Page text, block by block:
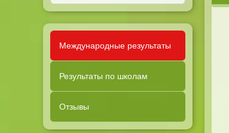
Международные результаты
Результаты по школам
Отзывы